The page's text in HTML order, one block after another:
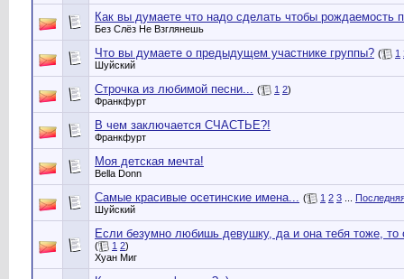
Как вы думаете что надо сделать чтобы рождаемость
Без Слёз Не Взглянешь
Что вы думаете о предыдущем участнике группы? ( 1
Шуйский
Строчка из любимой песни... ( 1 2)
Франкфурт
В чем заключается СЧАСТЬЕ?!
Франкфурт
Моя детская мечта!
Bella Donn
Самые красивые осетинские имена... ( 1 2 3
Шуйский
Если безумно любишь девушку, да и она тебя тоже, то
( 1 2)
Хуан Миг